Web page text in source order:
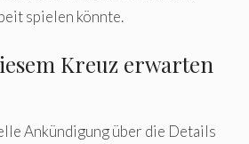
spielen könnte.
Kreuz erwarten
Ankündigung über die Details